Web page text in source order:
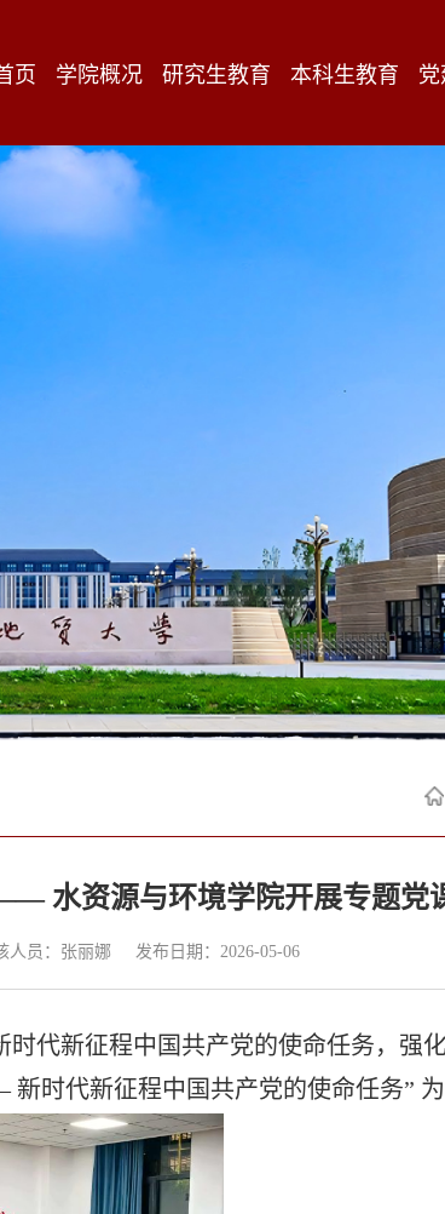
页 学院概况 研究生教育 本科生教育
水资源与环境学院开展专题党
人员：张丽娜 发布日期：2026-05-06
代新征程中国共产党的使命任务，强
时代新征程中国共产党的使命任务” 为